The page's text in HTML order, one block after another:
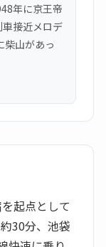
年に京王帝
接近メロデ
柴山があっ
起点として
30分、池袋